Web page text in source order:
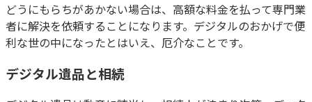
どうにもらちがあかない場合は、高額な料金を払って専門業
者に解決を依頼することになります。デジタルのおかげで便
利な世の中になったとはいえ、厄介なことです。
デジタル遺品と相続